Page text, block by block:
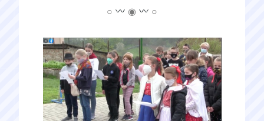
○ ◉ ○